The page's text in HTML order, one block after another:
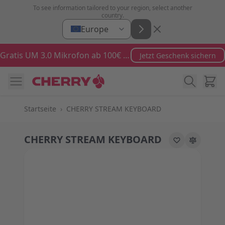
Zum Inhalt springen
To see information tailored to your region, select another
country.
Europe
Gratis UM 3.0 Mikrofon ab 100€ Bestellwert Jetzt Geschenk sichern
Startseite › CHERRY STREAM KEYBOARD
CHERRY STREAM KEYBOARD